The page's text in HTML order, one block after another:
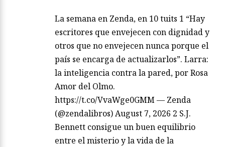
La semana en Zenda, en 10 tuits 1 “Hay
escritores que envejecen con dignidad y
otros que no envejecen nunca porque el
país se encarga de actualizarlos”. Larra:
la inteligencia contra la pared, por Rosa
Amor del Olmo.
https://t.co/VvaWge0GMM — Zenda
(@zendalibros) August 7, 2026 2 S.J.
Bennett consigue un buen equilibrio
entre el misterio y la vida de la